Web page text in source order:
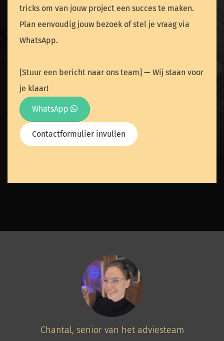
tricks om van jouw project een succes te maken.
Plan eenvoudig jouw bezoek of stel je vraag via
WhatsApp.
[Stuur een bericht naar ons team] — Wij staan voor
je klaar!
WhatsApp
Contactformulier invullen
Chantal, senior van het adviesteam